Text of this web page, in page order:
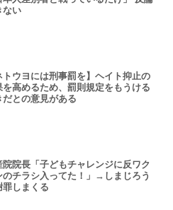
ない
トウヨには刑事罰を】ヘイト抑止の
を高めるため、罰則規定をもうける
だとの意見がある
院院長「子どもチャレンジに反ワク
のチラシ入ってた！」→しまじろう
罪しまくる